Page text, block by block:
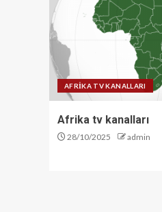
AFRİKA TV KANALLARI
Afrika tv kanalları
28/10/2025 admin